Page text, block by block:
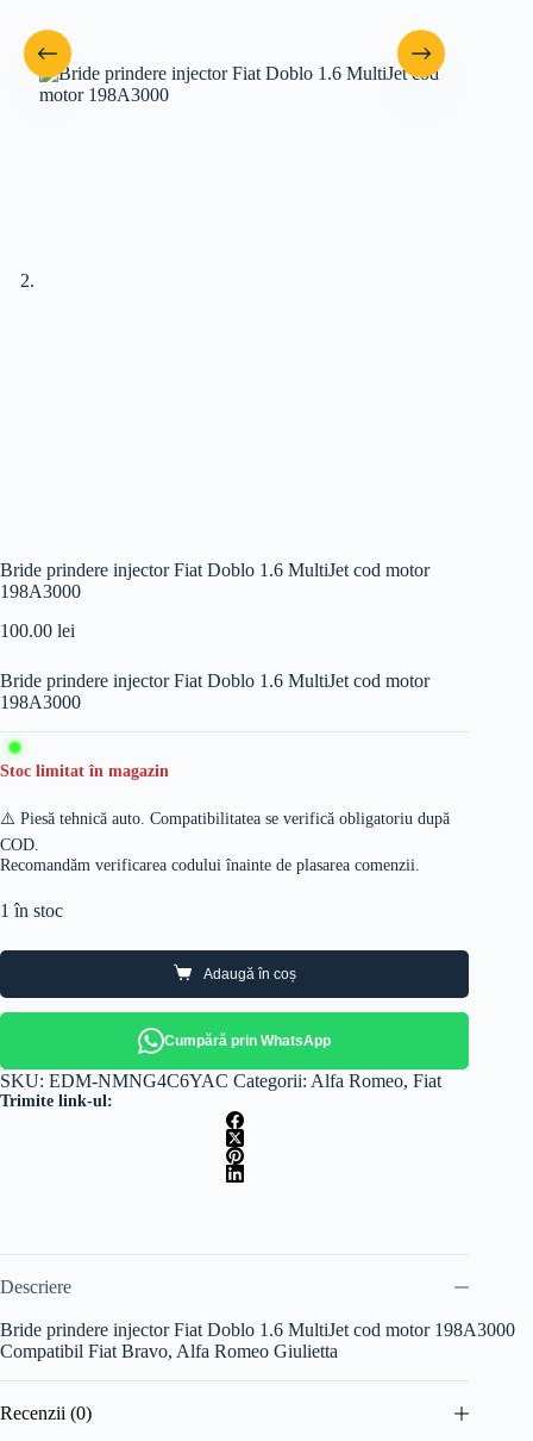
Bride prindere injector Fiat Doblo 1.6 MultiJet cod motor
198A3000
100.00 lei
Bride prindere injector Fiat Doblo 1.6 MultiJet cod motor
198A3000
Stoc limitat în magazin
⚠️ Piesă tehnică auto. Compatibilitatea se verifică obligatoriu după
COD.
Recomandăm verificarea codului înainte de plasarea comenzii.
1 în stoc
Adaugă în coș
Cumpără prin WhatsApp
SKU: EDM-NMNG4C6YAC Categorii: Alfa Romeo, Fiat
Trimite link-ul:
Descriere
Bride prindere injector Fiat Doblo 1.6 MultiJet cod motor 198A3000
Compatibil Fiat Bravo, Alfa Romeo Giulietta
Recenzii (0)